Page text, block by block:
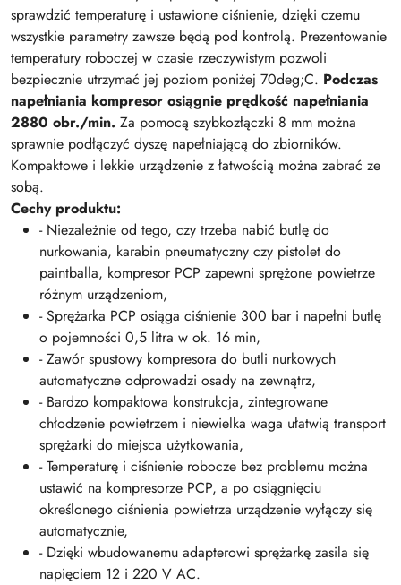
sprawdzić temperaturę i ustawione ciśnienie, dzięki czemu
wszystkie parametry zawsze będą pod kontrolą. Prezentowanie
temperatury roboczej w czasie rzeczywistym pozwoli
bezpiecznie utrzymać jej poziom poniżej 70deg;C. Podczas
napełniania kompresor osiągnie prędkość napełniania
2880 obr./min. Za pomocą szybkozłączki 8 mm można
sprawnie podłączyć dyszę napełniającą do zbiorników.
Kompaktowe i lekkie urządzenie z łatwością można zabrać ze
sobą.
Cechy produktu:
- Niezależnie od tego, czy trzeba nabić butlę do
nurkowania, karabin pneumatyczny czy pistolet do
paintballa, kompresor PCP zapewni sprężone powietrze
różnym urządzeniom,
- Sprężarka PCP osiąga ciśnienie 300 bar i napełni butlę
o pojemności 0,5 litra w ok. 16 min,
- Zawór spustowy kompresora do butli nurkowych
automatyczne odprowadzi osady na zewnątrz,
- Bardzo kompaktowa konstrukcja, zintegrowane
chłodzenie powietrzem i niewielka waga ułatwią transport
sprężarki do miejsca użytkowania,
- Temperaturę i ciśnienie robocze bez problemu można
ustawić na kompresorze PCP, a po osiągnięciu
określonego ciśnienia powietrza urządzenie wyłączy się
automatycznie,
- Dzięki wbudowanemu adapterowi sprężarkę zasila się
napięciem 12 i 220 V AC.